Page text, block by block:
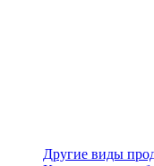
Другие виды